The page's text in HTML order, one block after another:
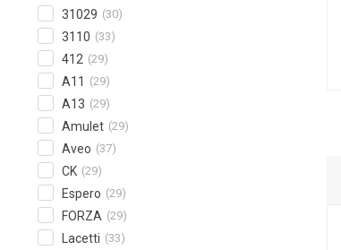
31029 (30)
3110 (33)
412 (29)
A11 (29)
A13 (29)
Amulet (29)
Aveo (37)
CK (29)
Espero (29)
FORZA (29)
Lacetti (33)